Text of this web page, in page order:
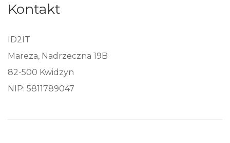
Kontakt
ID2IT
Mareza, Nadrzeczna 19B
82-500 Kwidzyn
NIP: 5811789047